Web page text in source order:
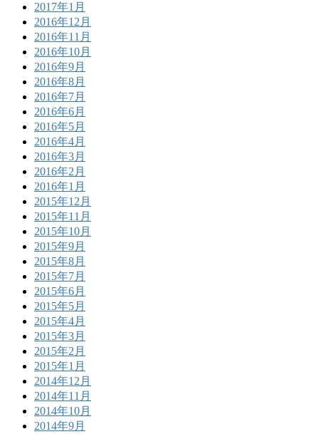
2017年1月
2016年12月
2016年11月
2016年10月
2016年9月
2016年8月
2016年7月
2016年6月
2016年5月
2016年4月
2016年3月
2016年2月
2016年1月
2015年12月
2015年11月
2015年10月
2015年9月
2015年8月
2015年7月
2015年6月
2015年5月
2015年4月
2015年3月
2015年2月
2015年1月
2014年12月
2014年11月
2014年10月
2014年9月